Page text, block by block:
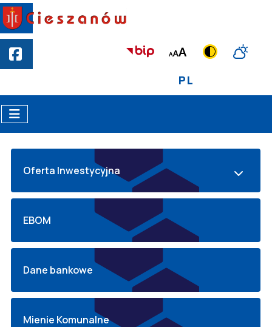
PL
Oferta Inwestycyjna
EBOM
Dane bankowe
Mienie Komunalne